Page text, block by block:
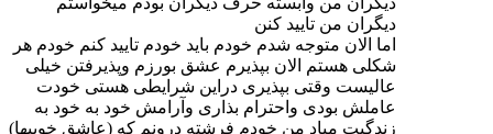
دیگران من تایید کنن
اما الان متوجه شدم خودم باید خودم تایید کنم خودم هر
شکلی هستم الان بپذیرم عشق بورزم وپذیرفتن خیلی
عالیست وقتی بپذیری دراین شرایطی هستی خودت
عاملش بودی واحترام بذاری وآرامش خود به خود به
زندگیت میاد من خودم فرشته درونم که (عاشق خوبیها)